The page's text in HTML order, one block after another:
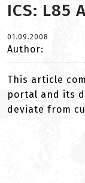
ICS: L85
01.09.2008
Author:
This article
portal and its
deviate from